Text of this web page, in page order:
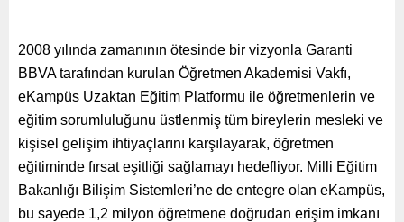
2008 yılında zamanının ötesinde bir vizyonla Garanti
BBVA tarafından kurulan Öğretmen Akademisi Vakfı,
eKampüs Uzaktan Eğitim Platformu ile öğretmenlerin ve
eğitim sorumluluğunu üstlenmiş tüm bireylerin mesleki ve
kişisel gelişim ihtiyaçlarını karşılayarak, öğretmen
eğitiminde fırsat eşitliği sağlamayı hedefliyor. Milli Eğitim
Bakanlığı Bilişim Sistemleri’ne de entegre olan eKampüs,
bu sayede 1,2 milyon öğretmene doğrudan erişim imkanı